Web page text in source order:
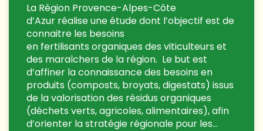
La Région Provence-Alpes-Côte
d’Azur réalise une étude dont l’objectif est de
connaitre les besoins
en fertilisants organiques des viticulteurs et
des maraîchers de la région. Le but est
d’affiner la connaissance des besoins en
produits (composts, broyats, digestats) issus
de la valorisation des résidus organiques
(déchets verts, agricoles, alimentaires), afin
d’orienter la stratégie régionale pour les…